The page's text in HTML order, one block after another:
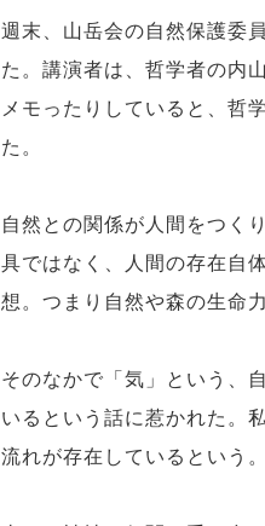
週末、山岳会の自然保護委
た。講演者は、哲学者の内
メモったりしていると、哲
た。
自然との関係が人間をつく
具ではなく、人間の存在自
想。つまり自然や森の生命
そのなかで「気」という、
いるという話に惹かれた。
流れが存在しているという。